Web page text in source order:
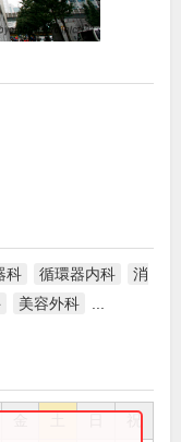
科 循環器内科
消
美容外科
祝